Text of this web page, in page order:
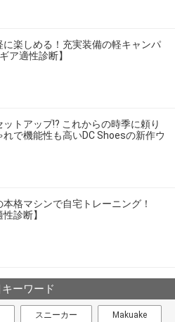
に楽しめる！充実装備の軽キャンパ
ア適性診断】
トアップ!? これからの時季に頼り
れで機能性も高いDC Shoesの新作ウ
格マシンで自宅トレーニング！
診断】
ーワード
スニーカー Makuake